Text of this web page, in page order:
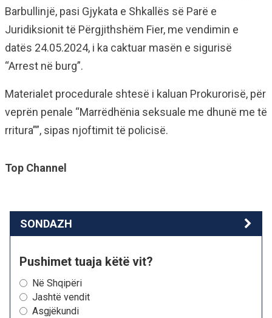
Barbullinjë, pasi Gjykata e Shkallës së Parë e
Juridiksionit të Përgjithshëm Fier, me vendimin e
datës 24.05.2024, i ka caktuar masën e sigurisë
“Arrest në burg”.
Materialet procedurale shtesë i kaluan Prokurorisë, për
veprën penale “Marrëdhënia seksuale me dhunë me të
rritura””, sipas njoftimit të policisë.
Top Channel
SONDAZH
Pushimet tuaja këtë vit?
Në Shqipëri
Jashtë vendit
Asgjëkundi